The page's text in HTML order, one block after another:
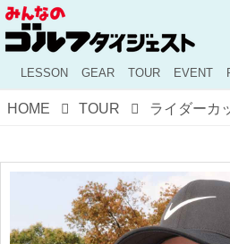
LESSON GEAR TOUR EVENT
HOME TOUR